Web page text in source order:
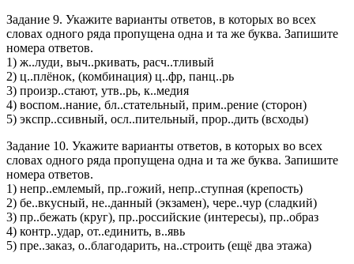
Задание 9. Укажите варианты ответов, в которых во всех
словах одного ряда пропущена одна и та же буква. Запишите
номера ответов.
1) ж..луди, выч..ркивать, расч..тливый
2) ц..плёнок, (комбинация) ц..фр, панц..рь
3) произр..стают, утв..рь, к..медия
4) воспом..нание, бл..стательный, прим..рение (сторон)
5) экспр..ссивный, осл..пительный, прор..дить (всходы)
Задание 10. Укажите варианты ответов, в которых во всех
словах одного ряда пропущена одна и та же буква. Запишите
номера ответов.
1) непр..емлемый, пр..гожий, непр..ступная (крепость)
2) бе..вкусный, не..данный (экзамен), чере..чур (сладкий)
3) пр..бежать (круг), пр..российские (интересы), пр..образ
4) контр..удар, от..единить, в..явь
5) пре..заказ, о..благодарить, на..строить (ещё два этажа)